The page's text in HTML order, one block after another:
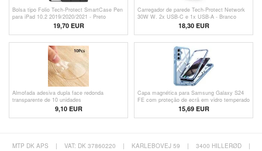
Bolsa tipo Folio Tech-Protect SmartCase Pen
para iPad 10.2 2019/2020/2021 - Preto
19,70 EUR
Carregador de parede Tech-Protect Network
30W W. 2x USB-C e 1x USB-A - Branco
18,30 EUR
Almofada adesiva dupla face redonda
transparente de 10 unidades
9,10 EUR
Capa magnética para Samsung Galaxy S24
FE com proteção de ecrã em vidro temperado
- Compatível com MagSafe - Azul
15,69 EUR
MTP DK APS | VAT: DK 37860220 | KARLEBOVEJ 59 | 3400 HILLERØD
|